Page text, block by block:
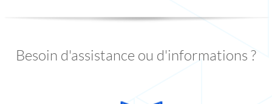
Besoin d'assistance ou d'informations ?